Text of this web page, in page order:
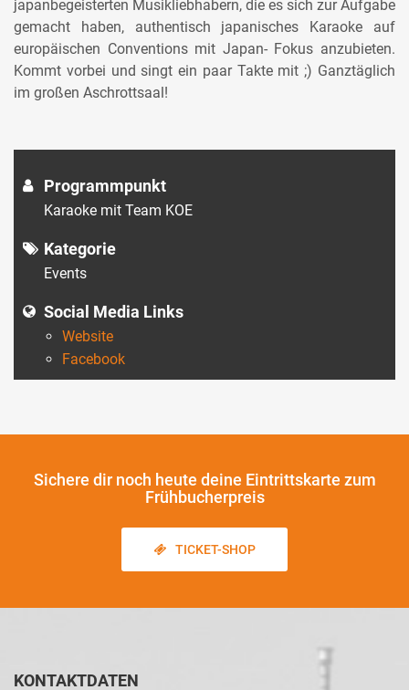
japanbegeisterten Musikliebhabern, die es sich zur Aufgabe
gemacht haben, authentisch japanisches Karaoke auf
europäischen Conventions mit Japan- Fokus anzubieten.
Kommt vorbei und singt ein paar Takte mit ;) Ganztäglich
im großen Aschrottsaal!
Programmpunkt
Karaoke mit Team KOE
Kategorie
Events
Social Media Links
Website
Facebook
Sichere dir noch heute deine Eintrittskarte zum
Frühbucherpreis
TICKET-SHOP
KONTAKTDATEN